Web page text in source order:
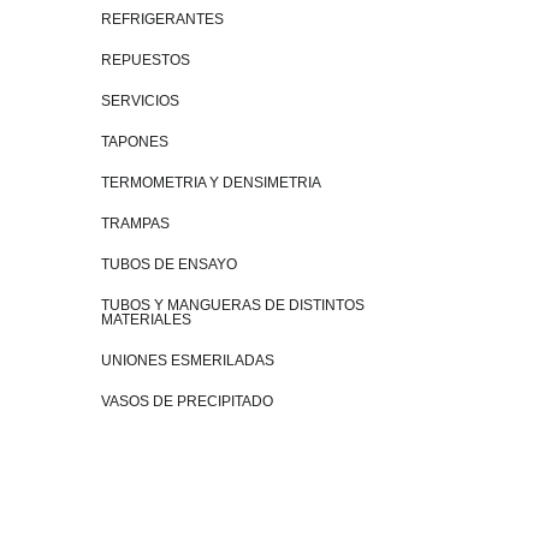
REFRIGERANTES
REPUESTOS
SERVICIOS
TAPONES
TERMOMETRIA Y DENSIMETRIA
TRAMPAS
TUBOS DE ENSAYO
TUBOS Y MANGUERAS DE DISTINTOS
MATERIALES
UNIONES ESMERILADAS
VASOS DE PRECIPITADO